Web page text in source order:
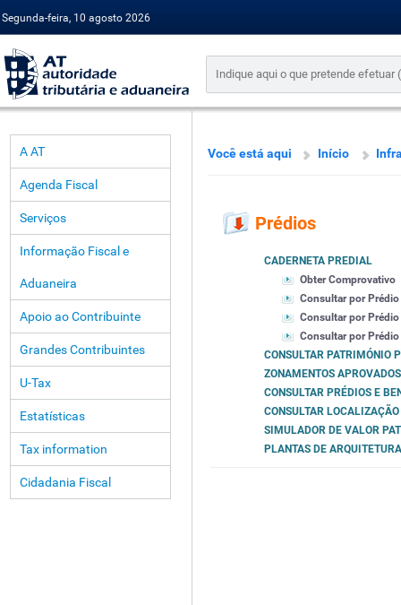
Segunda-feira, 10 agosto 2026
A AT
Agenda Fiscal
Serviços
Informação Fiscal e
Aduaneira
Apoio ao Contribuinte
Grandes Contribuintes
U-Tax
Estatísticas
Tax information
Cidadania Fiscal
Você está aqui Início
Prédios
CADERNETA PREDIAL
Obter Comprovativo
Consultar por Prédio
Consultar por
Consultar por
CONSULTAR PATRIMÓNIO
ZONAMENTOS APROVADOS
CONSULTAR PRÉDIOS E
CONSULTAR
SIMULADOR DE VALOR
PLANTAS DE